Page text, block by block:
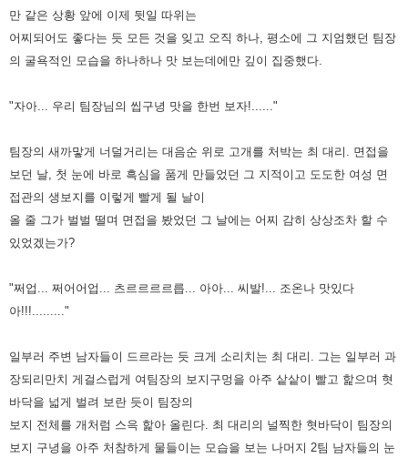
만 같은 상황 앞에 이제 뒷일 따위는
어찌되어도 좋다는 듯 모든 것을 잊고 오직 하나, 평소에 그 지엄했던 팀장
의 굴욕적인 모습을 하나하나 맛 보는데에만 깊이 집중했다.
"자아... 우리 팀장님의 씹구녕 맛을 한번 보자!......"
팀장의 새까맣게 너덜거리는 대음순 위로 고개를 처박는 최 대리. 면접을
보던 날, 첫 눈에 바로 흑심을 품게 만들었던 그 지적이고 도도한 여성 면
접관의 생보지를 이렇게 빨게 될 날이
올 줄 그가 벌벌 떨며 면접을 봤었던 그 날에는 어찌 감히 상상조차 할 수
있었겠는가?
"쩌업... 쩌어어업... 츠르르르르릅... 아아... 씨발!... 조온나 맛있다
아!!!........."
일부러 주변 남자들이 드르라는 듯 크게 소리치는 최 대리. 그는 일부러 과
장되리만치 게걸스럽게 여팀장의 보지구멍을 아주 샅샅이 빨고 핥으며 혓
바닥을 넓게 벌려 보란 듯이 팀장의
보지 전체를 개처럼 스윽 핥아 올린다. 최 대리의 널찍한 혓바닥이 팀장의
보지 구녕을 아주 처참하게 물들이는 모습을 보는 나머지 2팀 남자들의 눈